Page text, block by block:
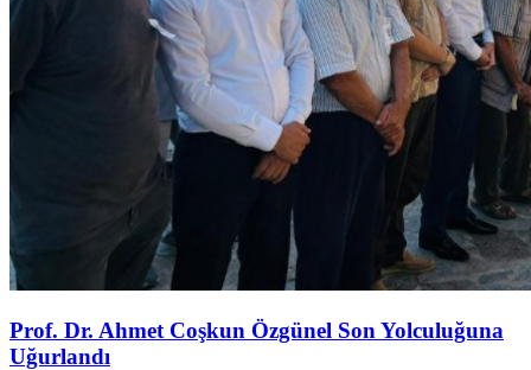
Prof. Dr. Ahmet Coşkun Özgünel Son Yolculuğuna
Uğurlandı